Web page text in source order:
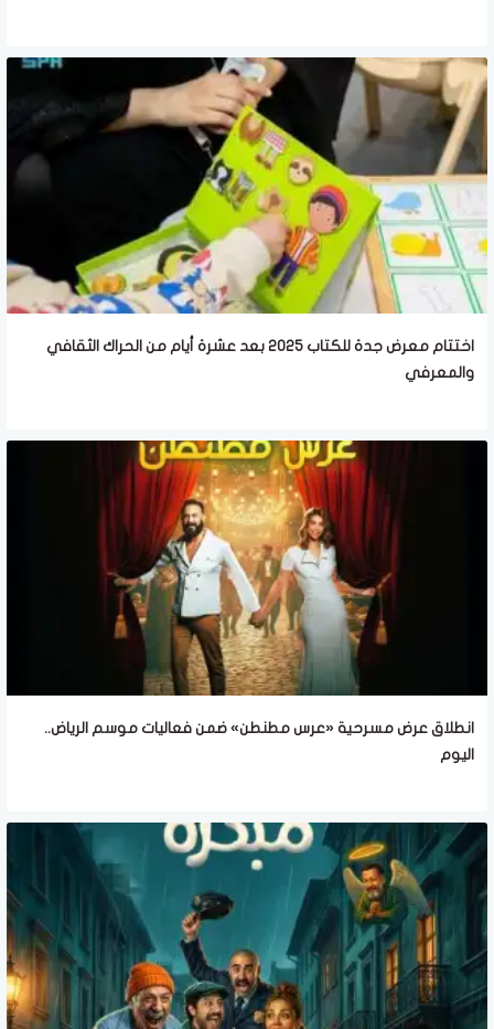
اختتام معرض جدة للكتاب 2025 بعد عشرة أيام من الحراك الثقافي
والمعرفي
انطلاق عرض مسرحية «عرس مطنطن» ضمن فعاليات موسم الرياض..
اليوم